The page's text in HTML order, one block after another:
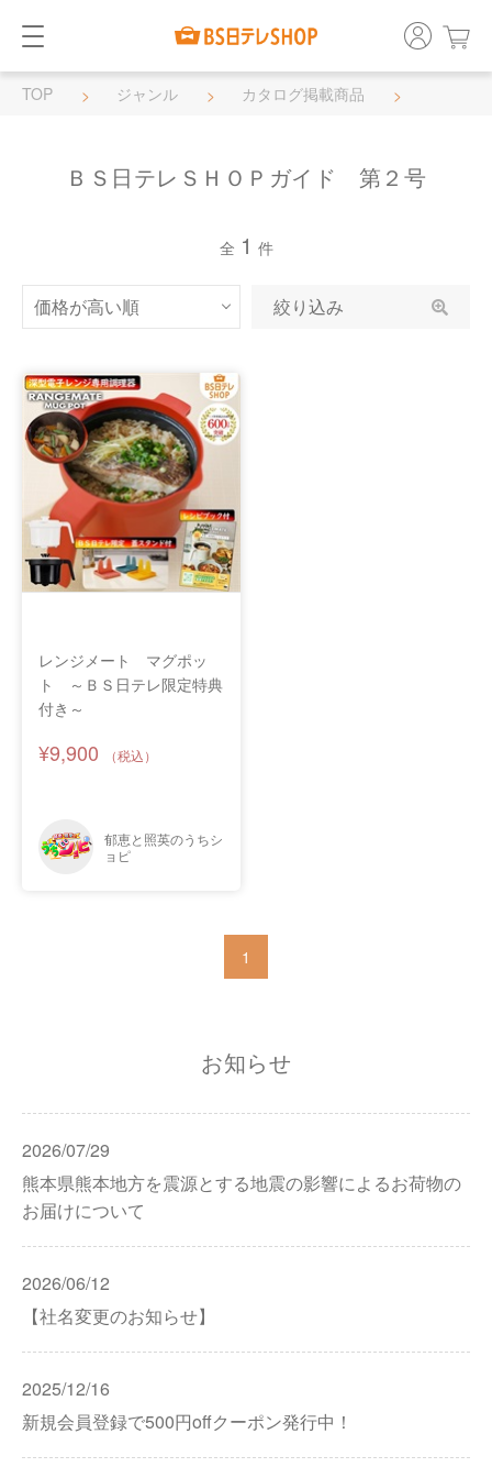
TOP ジャンル
カタログ掲載商品
ＢＳ日テレＳＨＯＰガイド 第２号
全 1 件
絞り込み
レンジメート マグポッ
ト ～ＢＳ日テレ限定特典
付き～
¥9,900
1
お知らせ
2026/07/29
熊本県熊本地方を震源とする地震の影響によるお荷物の
お届けについて
2026/06/12
【社名変更のお知らせ】
2025/12/16
新規会員登録で500円offクーポン発行中！